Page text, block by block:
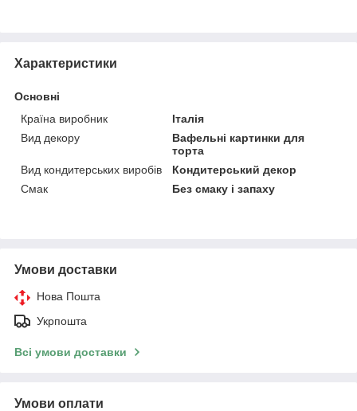
Характеристики
Основні
Країна виробник
Італія
Вид декору
Вафельні картинки для
торта
Вид кондитерських виробів
Кондитерський декор
Смак
Без смаку і запаху
Умови доставки
Нова Пошта
Укрпошта
Всі умови доставки
Умови оплати